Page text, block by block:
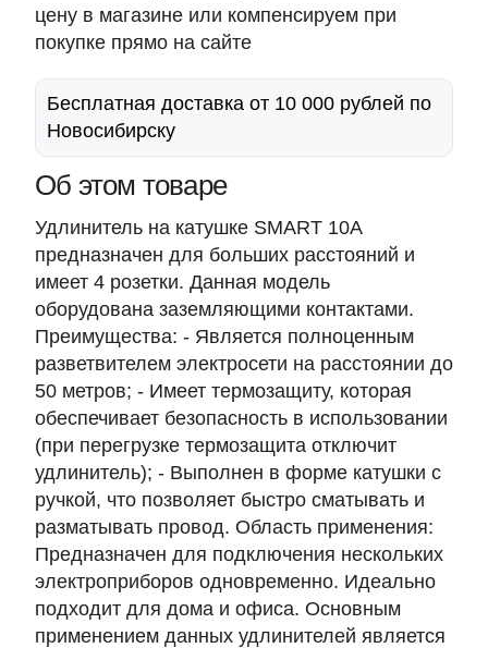
цену в магазине или компенсируем при
покупке прямо на сайте
Бесплатная доставка от 10 000 рублей по
Новосибирску
Об этом товаре
Удлинитель на катушке SMART 10A
предназначен для больших расстояний и
имеет 4 розетки. Данная модель
оборудована заземляющими контактами.
Преимущества: - Является полноценным
разветвителем электросети на расстоянии до
50 метров; - Имеет термозащиту, которая
обеспечивает безопасность в использовании
(при перегрузке термозащита отключит
удлинитель); - Выполнен в форме катушки с
ручкой, что позволяет быстро сматывать и
разматывать провод. Область применения:
Предназначен для подключения нескольких
электроприборов одновременно. Идеально
подходит для дома и офиса. Основным
применением данных удлинителей является